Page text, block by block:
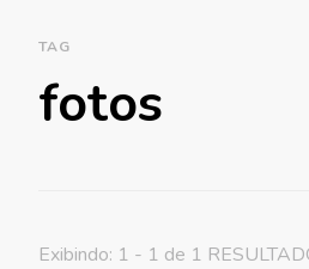
TAG
fotos
Exibindo: 1 - 1 de 1